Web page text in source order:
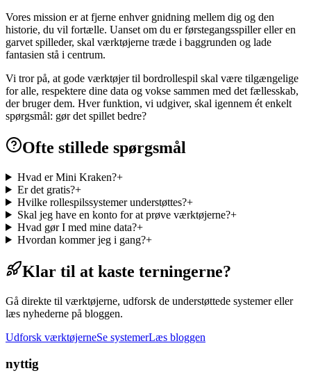
Vores mission er at fjerne enhver gnidning mellem dig og den
historie, du vil fortælle. Uanset om du er førstegangsspiller eller en
garvet spilleder, skal værktøjerne træde i baggrunden og lade
fantasien stå i centrum.
Vi tror på, at gode værktøjer til bordrollespil skal være tilgængelige
for alle, respektere dine data og vokse sammen med det fællesskab,
der bruger dem. Hver funktion, vi udgiver, skal igennem ét enkelt
spørgsmål: gør det spillet bedre?
Ofte stillede spørgsmål
Hvad er Mini Kraken?+
Er det gratis?+
Hvilke rollespilssystemer understøttes?+
Skal jeg have en konto for at prøve værktøjerne?+
Hvad gør I med mine data?+
Hvordan kommer jeg i gang?+
Klar til at kaste terningerne?
Gå direkte til værktøjerne, udforsk de understøttede systemer eller
læs nyhederne på bloggen.
Udforsk værktøjerneSe systemerLæs bloggen
nyttig